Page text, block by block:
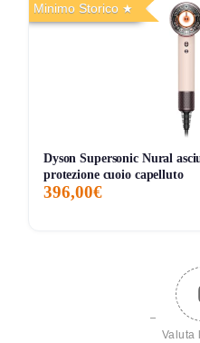
Minimo Storico
Dyson Supersonic Nural
protezione cuoio capelluto
396,00€
Valuta